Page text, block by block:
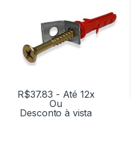
R$37.83 - Até 12x
Ou
Desconto à vista